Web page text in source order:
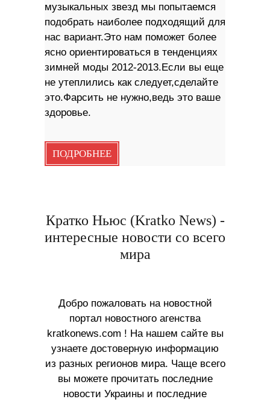
музыкальных звезд мы попытаемся
подобрать наиболее подходящий для
нас вариант.Это нам поможет более
ясно ориентироваться в тенденциях
зимней моды 2012-2013.Если вы еще
не утеплились как следует,сделайте
это.Фарсить не нужно,ведь это ваше
здоровье.
ПОДРОБНЕЕ
Кратко Ньюс (Kratko News) -
интересные новости со всего
мира
Добро пожаловать на новостной
портал новостного агенства
kratkonews.com ! На нашем сайте вы
узнаете достоверную информацию
из разных регионов мира. Чаще всего
вы можете прочитать последние
новости Украины и последние